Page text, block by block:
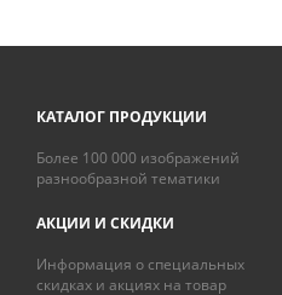
КАТАЛОГ ПРОДУКЦИИ
Более 100 000 изображений
разнообразной тематики
АКЦИИ И СКИДКИ
Информация о специальных
скидках и акциях на товар